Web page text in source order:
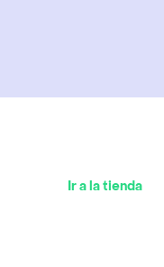
Ir a la tienda